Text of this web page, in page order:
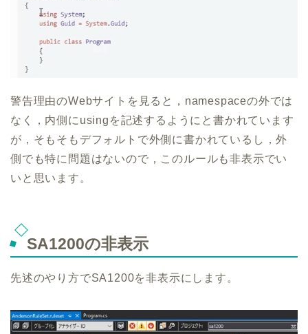
警告理由のWebサイトを見ると，namespaceの外では
なく，内側にusingを記述するようにと書かれています
が，そもそもデフォルトで外側に書かれているし，外
側でも特に問題はないので，このルールも非表示でい
いと思います。
SA1200の非表示
先述のやり方でSA1200を非表示にします。